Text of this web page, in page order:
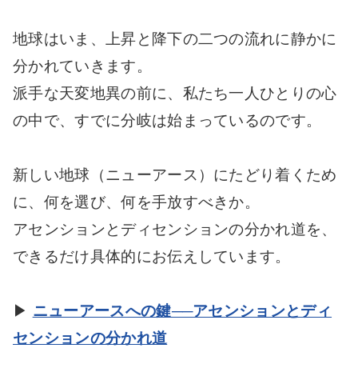
地球はいま、上昇と降下の二つの流れに静かに
分かれていきます。
派手な天変地異の前に、私たち一人ひとりの心
の中で、すでに分岐は始まっているのです。
新しい地球（ニューアース）にたどり着くため
に、何を選び、何を手放すべきか。
アセンションとディセンションの分かれ道を、
できるだけ具体的にお伝えしています。
▶ ニューアースへの鍵──アセンションとディ
センションの分かれ道